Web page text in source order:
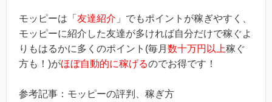
モッピーは「 友達紹介 」でもポイントが稼ぎやすく、
モッピーに紹介した友達が多ければ自分だけで稼ぐよ
りもはるかに多くのポイント(毎月 数十万円以上稼ぐ
方も！)がほぼ自動的に稼げるのでお得です！
参考記事：モッピーの評判、稼ぎ方